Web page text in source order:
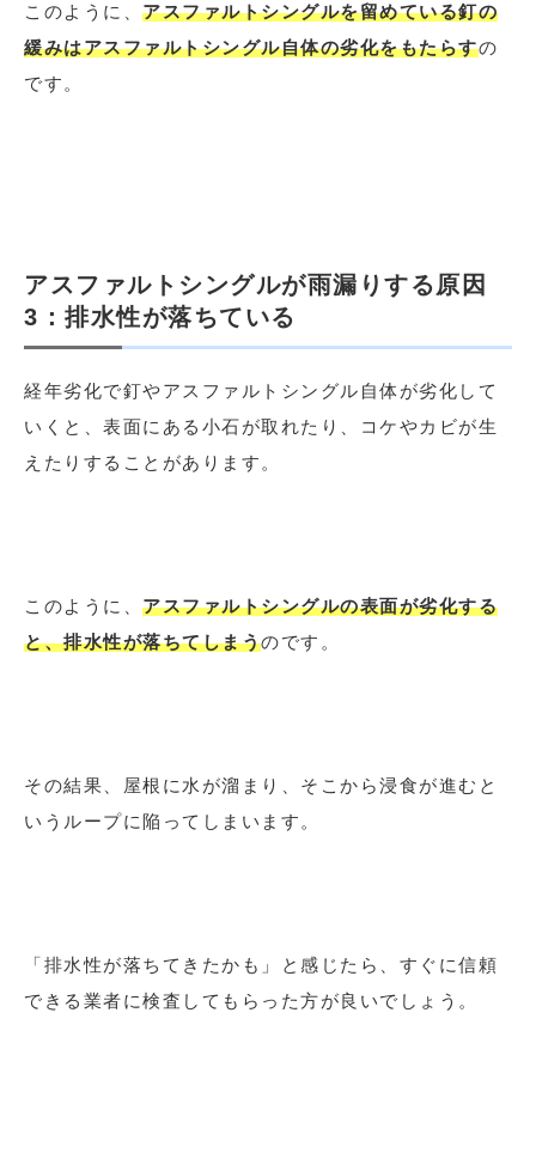
このように、 アスファルトシングルを留めている釘の
緩みはアスファルトシングル自体の劣化をもたらすの
です。
アスファルトシングルが雨漏りする原因
3：排水性が落ちている
経年劣化で釘やアスファルトシングル自体が劣化して
いくと、表面にある小石が取れたり、コケやカビが生
えたりすることがあります。
このように、 アスファルトシングルの表面が劣化する
と、排水性が落ちてしまうのです。
その結果、屋根に水が溜まり、そこから浸食が進むと
いうループに陥ってしまいます。
「排水性が落ちてきたかも」と感じたら、すぐに信頼
できる業者に検査してもらった方が良いでしょう。